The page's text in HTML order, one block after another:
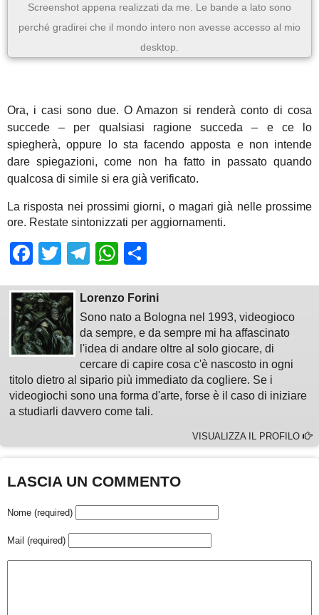
Screenshot appena realizzati da me. Le bande a lato sono
perché gradirei che il mondo intero non avesse accesso al mio
desktop.
Ora, i casi sono due. O Amazon si renderà conto di cosa
succede – per qualsiasi ragione succeda – e ce lo
spiegherà, oppure lo sta facendo apposta e non intende
dare spiegazioni, come non ha fatto in passato quando
qualcosa di simile si era già verificato.
La risposta nei prossimi giorni, o magari già nelle prossime
ore. Restate sintonizzati per aggiornamenti.
Facebook
TwitterTelegram
WhatsApp
Lorenzo Forini
Sono nato a Bologna nel 1993, videogioco
da sempre, e da sempre mi ha affascinato
l'idea di andare oltre al solo giocare, di
cercare di capire cosa c'è nascosto in ogni
titolo dietro al sipario più immediato da cogliere. Se i
videogiochi sono una forma d'arte, forse è il caso di iniziare
a studiarli davvero come tali.
VISUALIZZA IL PROFILO
LASCIA UN COMMENTO
Nome (required)
Mail (required)